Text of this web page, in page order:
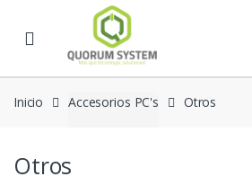
Skip to navigation
Inicio Accesorios PC's Otros
Otros